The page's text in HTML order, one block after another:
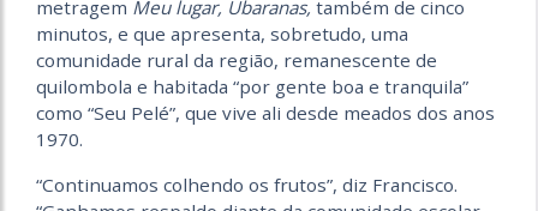
metragem Meu lugar, Ubaranas, também de cinco
minutos, e que apresenta, sobretudo, uma
comunidade rural da região, remanescente de
quilombola e habitada “por gente boa e tranquila”
como “Seu Pelé”, que vive ali desde meados dos anos
1970.
“Continuamos colhendo os frutos”, diz Francisco.